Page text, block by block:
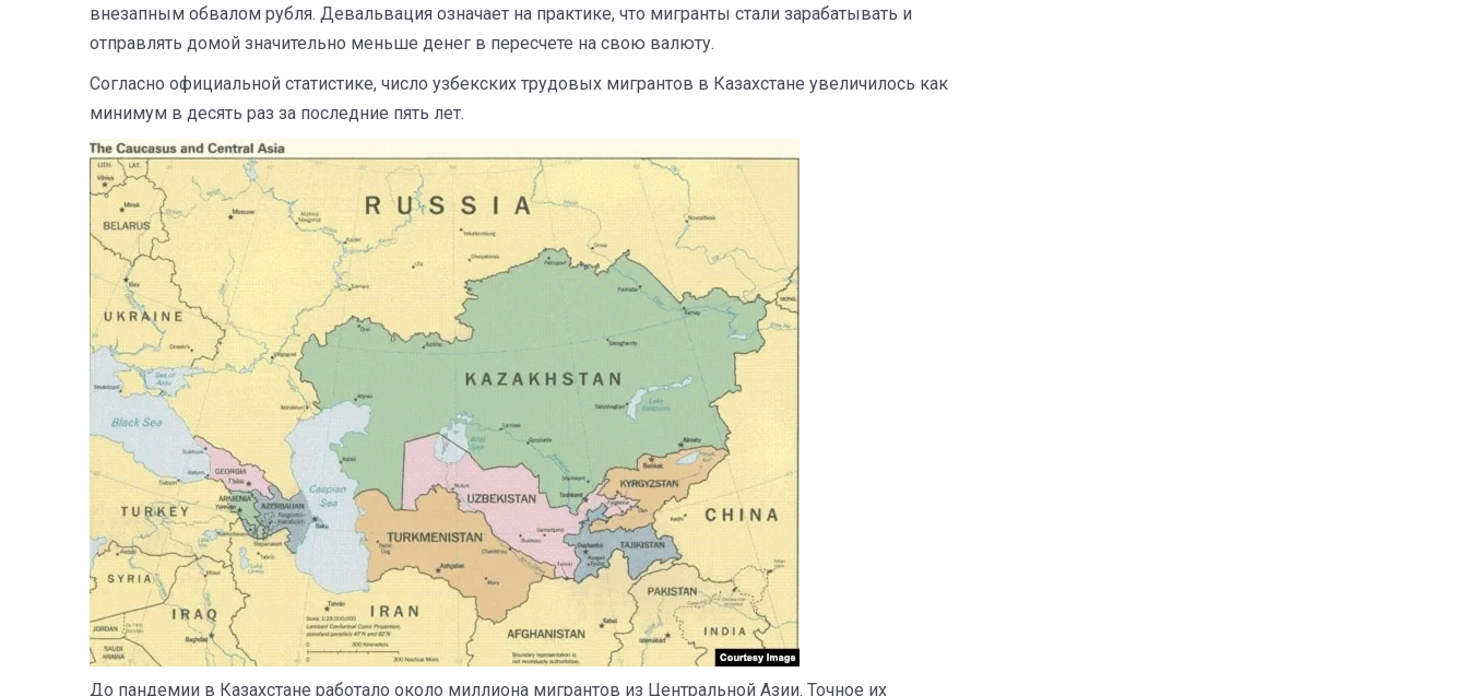
внезапным обвалом рубля. Девальвация означает на практике, что мигранты стали зарабатывать и
отправлять домой значительно меньше денег в пересчете на свою валюту.
Согласно официальной статистике, число узбекских трудовых мигрантов в Казахстане увеличилось как
минимум в десять раз за последние пять лет.
До пандемии в Казахстане работало около миллиона мигрантов из Центральной Азии. Точное их